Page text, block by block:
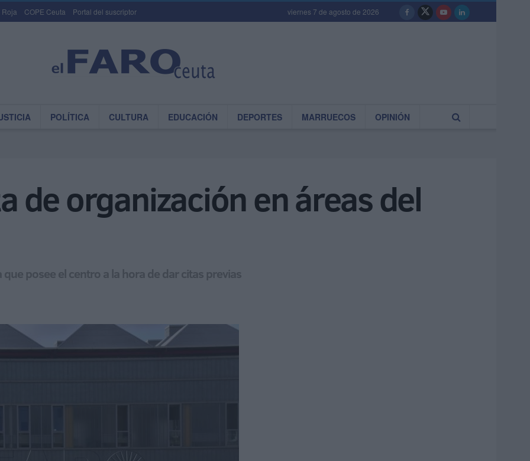
Roja COPE Ceuta Portal del suscriptor viernes 7 de agosto de 2026
POLÍTICA CULTURA EDUCACIÓN DEPORTES MARRUECOS OPINIÓN
de organización en áreas del
posee el centro a la hora de dar citas previas